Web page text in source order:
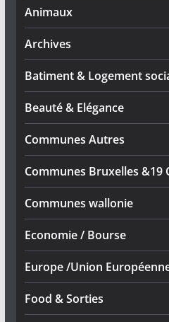
Animaux
Archives
Batiment & Logement
Beauté & Elégance
Communes Autres
Communes Bruxelles &19
Communes wallonie
Economie / Bourse
Europe /Union
Food & Sorties